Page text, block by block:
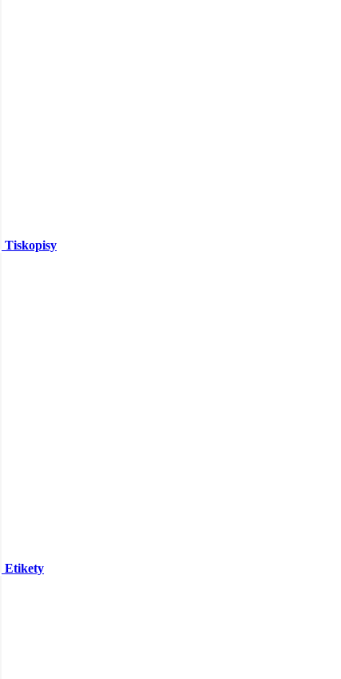
Tiskopisy
Etikety